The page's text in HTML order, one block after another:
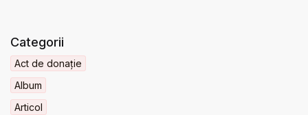
Categorii
Act de donație
Album
Articol